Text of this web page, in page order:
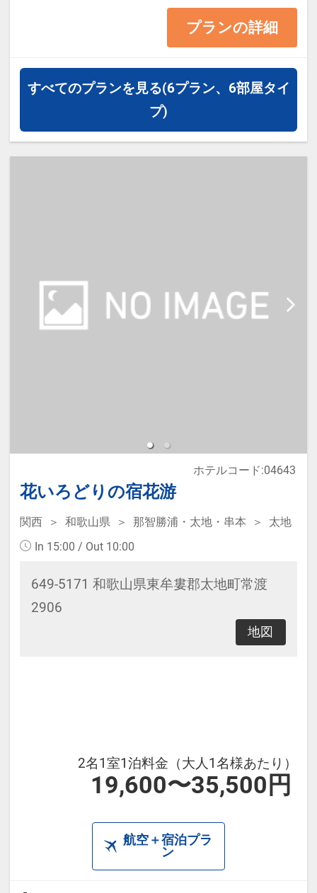
ード和室 10畳 バス・トイレ付
寝」について】
・添い寝幼児（1～4歳）の施設使用
料：3,300円（現地払い）
ッセージ」に必ず入力下さい。
●1階ラウンジコーナーにてウェルカ
ムドリンクをご用意♪ （14：30～
18：00）
プランの詳細
すべてのプランを見る(6プラン、6部屋タイ
プ)
花いろどりの宿花游
ホテルコード:04643
関西 和歌山県 那智勝浦・太地・串本
太地
In 15:00 / Out 10:00
649-5171 和歌山県東牟婁郡太地町常渡
2906
地図
2名1室1泊料金（大人1名様あたり）
19,600〜35,500円
航空＋宿泊プラ
ン